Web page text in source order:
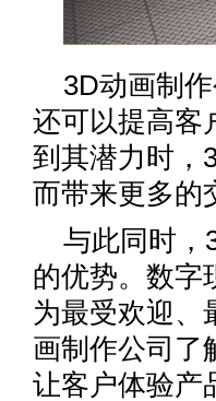
3D动画制
还可以提高客
到其潜力时，
而带来更多的
与此同时，
的优势。数字
为最受欢迎、
画制作公司了
让客户体验产